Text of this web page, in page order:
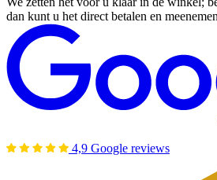
dan kunt u het direct betalen en
4,9 Google reviews